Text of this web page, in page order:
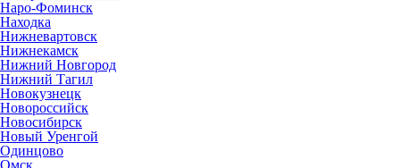
Наро-Фоминск
Находка
Нижневартовск
Нижнекамск
Нижний Новгород
Нижний Тагил
Новокузнецк
Новороссийск
Новосибирск
Новый Уренгой
Одинцово